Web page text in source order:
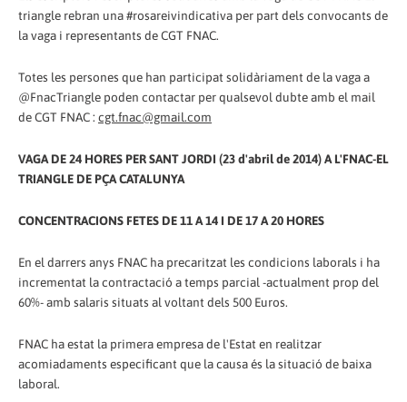
triangle rebran una #rosareivindicativa per part dels convocants de
la vaga i representants de CGT FNAC.
Totes les persones que han participat solidàriament de la vaga a
@FnacTriangle poden contactar per qualsevol dubte amb el mail
de CGT FNAC : cgt.fnac@gmail.com
VAGA DE 24 HORES PER SANT JORDI (23 d'abril de 2014) A L'FNAC-EL
TRIANGLE DE PÇA CATALUNYA
CONCENTRACIONS FETES DE 11 A 14 I DE 17 A 20 HORES
En el darrers anys FNAC ha precaritzat les condicions laborals i ha
incrementat la contractació a temps parcial -actualment prop del
60%- amb salaris situats al voltant dels 500 Euros.
FNAC ha estat la primera empresa de l'Estat en realitzar
acomiadaments especificant que la causa és la situació de baixa
laboral.